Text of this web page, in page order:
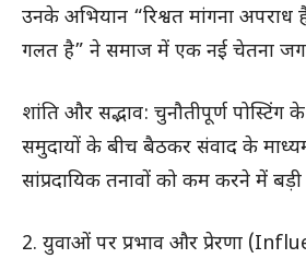
उनके अभियान “रिश्वत मांगना अपराध
गलत है” ने समाज में एक नई चेतना
शांति और सद्भाव: चुनौतीपूर्ण पोस्टिंग के
समुदायों के बीच बैठकर संवाद के
सांप्रदायिक तनावों को कम करने में बड़ी
2. युवाओं पर प्रभाव और प्रेरणा